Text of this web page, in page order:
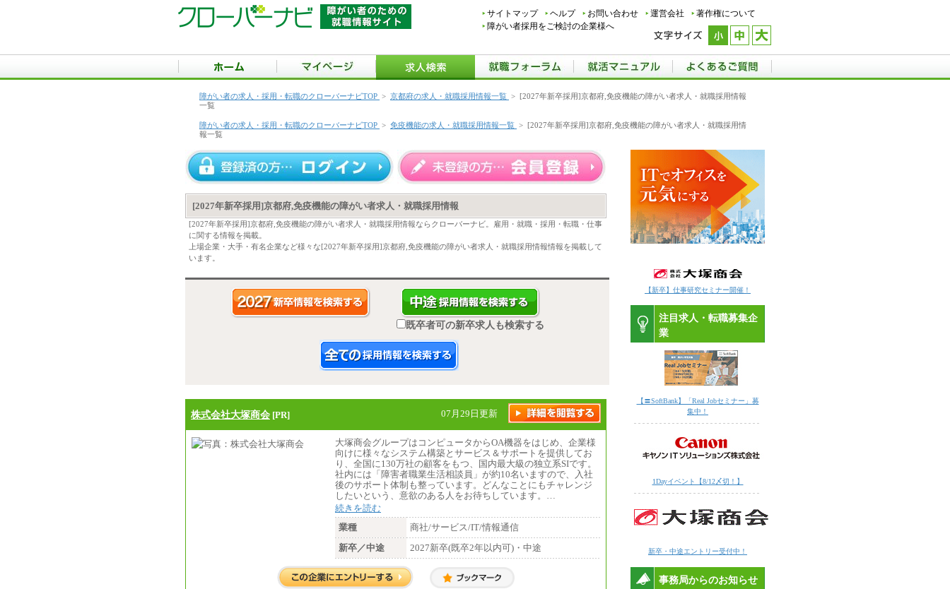
サイトマップ ヘルプ お問い合わせ 運営会社
著作権について
障がい者採用をご検討の企業様へ
障がい者の求人・採用・転職のクローバーナビTOP > 京都府の求人・就職採用情報一覧 > [2027年新卒採用]京都府,免疫機能の障がい者求人・就職採用情報
一覧
障がい者の求人・採用・転職のクローバーナビTOP > 免疫機能の求人・就職採用情報一覧 > [2027年新卒採用]京都府,免疫機能の障がい者求人・就職採用情
報一覧
[2027年新卒採用]京都府,免疫機能の障がい者求人・就職採用情報
[2027年新卒採用]京都府,免疫機能の障がい者求人・就職採用情報ならクローバーナビ。雇用・就職・採用・転職・仕事
に関する情報を掲載。
上場企業・大手・有名企業など様々な[2027年新卒採用]京都府,免疫機能の障がい者求人・就職採用情報情報を掲載して
います。
既卒者可の新卒求人も検索する
株式会社大塚商会 [PR] 07月29日更新
大塚商会グループはコンピュータからOA機器をはじめ、企業様
向けに様々なシステム構築とサービス＆サポートを提供してお
り、全国に130万社の顧客をもつ、国内最大級の独立系SIです。
社内には「障害者職業生活相談員」が約10名いますので、入社
後のサポート体制も整っています。どんなことにもチャレンジ
したいという、意欲のある人をお待ちしています。…
続きを読む
業種
商社/サービス/IT/情報通信
新卒／中途
2027新卒(既卒2年以内可)・中途
【新卒】仕事研究セミナー開催！
注目求人・転職募集企
業
【〓SoftBank】「Real Jobセミナー」募
集中！
1Dayイベント【8/12〆切！】
新卒・中途エントリー受付中！
事務局からのお知らせ